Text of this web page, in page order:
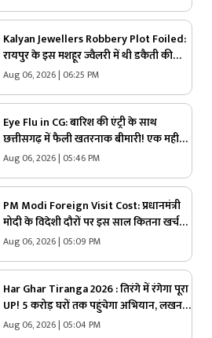
Kalyan Jewellers Robbery Plot Foiled:
रायपुर के इस मशहूर ज्वैलरी में थी डकैती की
प्लानिंग.. जुटा लिए थे पिस्टल, कारतूस और
कॉल और..
Aug 06, 2026 | 06:25 PM
Eye Flu in CG: बारिश की एंट्री के साथ
छत्तीसगढ़ में फैली खतरनाक बीमारी! एक महीने
में सामने आए 600 से ज्यादा मामले, डॉक्टरों ने
Aug 06, 2026 | 05:46 PM
PM Modi Foreign Visit Cost: प्रधानमंत्री
मोदी के विदेशी दौरों पर इस साल कितना खर्च?..
सामने आया पूरा आंकड़ा, नॉर्वे यात्रा पर सबसे
Aug 06, 2026 | 05:09 PM
Har Ghar Tiranga 2026 : तिरंगे में रंगेगा पूरा
UP! 5 करोड़ घरों तक पहुंचेगा अभियान, लखनऊ
समेत 75 जिलों में मेगा कॉन्सर्ट
Aug 06, 2026 | 05:04 PM